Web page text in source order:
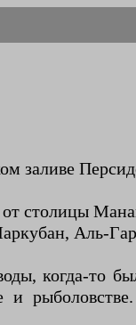
заливе
от столицы
Аль-
когда-то